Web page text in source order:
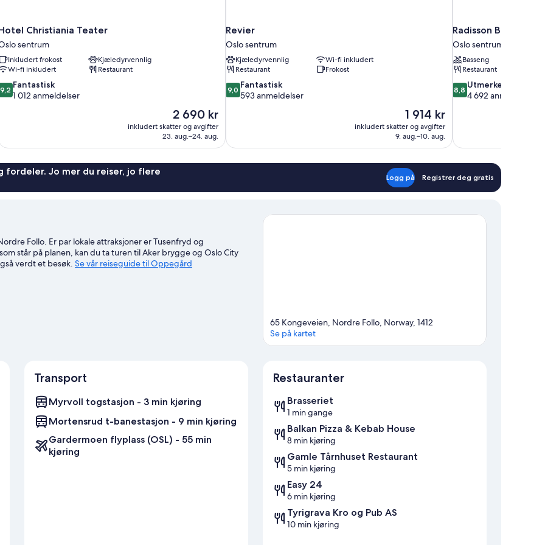
Christiania Teater
sentrum
Inkludert frokost
Kjæledyrvennlig
Wi-fi inkludert
Restaurant
9,2 Fantastisk
1 012 anmeldelser
Prisen
er
2 690 kr
2 690 kr
inkludert skatter og avgifter
23. aug.–24. aug.
Revier
Oslo sentrum
Kjæledyrvennlig
Wi-fi inkludert
Restaurant
Frokost
9.0
av
anmeldelser
9,0 Fantastisk
593 anmeldelser
Prisen
er
1 914 kr
1 914 kr
inkludert skatter og avgifter
9. aug.–10. aug.
Radisson Blu Plaza
Oslo sentrum
Basseng
Restaurant
8.8
av
anmeldelser
8,8 Utmerket
4 692 anmeldelser
fordeler. Jo mer du reiser, jo flere
Logg på Registrer deg gratis
Follo. Er par lokale attraksjoner er Tusenfryd og
står på planen, kan du ta turen til Aker brygge og Oslo City
verdt et besøk. Se vår reiseguide til Oppegård
65 Kongeveien, Nordre Follo, Norway, 1412
Se på kartet
Transport
Myrvoll togstasjon - 3 min kjøring
Mortensrud t-banestasjon - 9 min kjøring
Gardermoen flyplass (OSL) - 55 min
kjøring
Restauranter
Brasseriet
1 min gange
Balkan Pizza & Kebab House
8 min kjøring
Gamle Tårnhuset Restaurant
5 min kjøring
Easy 24
6 min kjøring
Tyrigrava Kro og Pub AS
10 min kjøring